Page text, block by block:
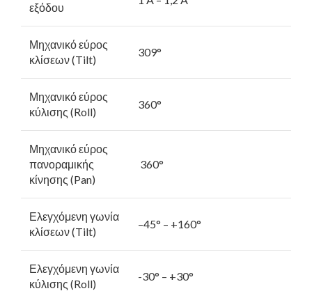
εξόδου
Μηχανικό εύρος
κλίσεων (Tilt)
309°
Μηχανικό εύρος
κύλισης (Roll)
360°
Μηχανικό εύρος
πανοραμικής
κίνησης (Pan)
360°
Ελεγχόμενη γωνία
κλίσεων (Tilt)
–45° – +160°
Ελεγχόμενη γωνία
κύλισης (Roll)
-30° – +30°